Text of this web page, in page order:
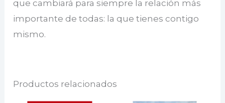
que cambiará para siempre la relación más
importante de todas: la que tienes contigo
mismo.
Productos relacionados